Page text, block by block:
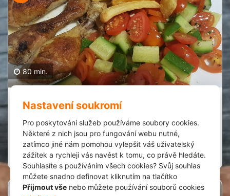
Nastavení soukromí
Pro poskytování služeb používáme soubory cookies.
Některé z nich jsou pro fungování webu nutné,
zatímco jiné nám pomohou vylepšit váš uživatelský
zážitek a rychleji vás navést k tomu, co právě hledáte.
Souhlasíte s používáním všech cookies? Svůj souhlas
můžete snadno definovat kliknutím na tlačítko
Přijmout vše nebo můžete používání souborů cookies
80 min.
Voňavé kuřecí paličky
24.1.2022
Extrémně jednoduchý a rychlý!
Zobrazit recept Spork it